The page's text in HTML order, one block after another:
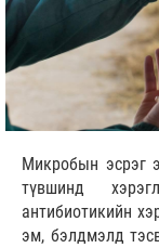
Микробын эсрэг
түвшинд
антибиотикийн
эм, бэлдмэлд